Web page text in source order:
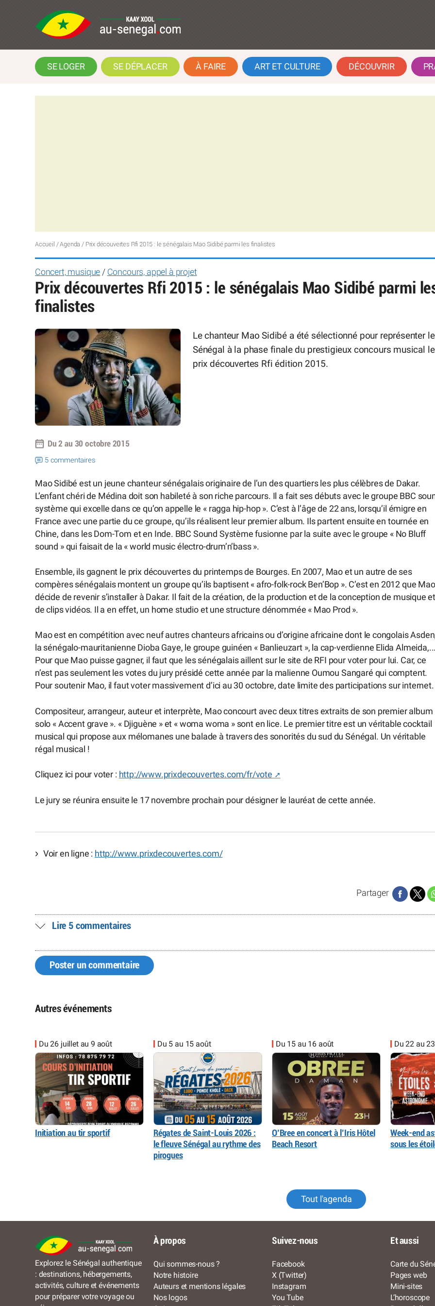
SE LOGER SE DÉPLACER À FAIRE ART ET CULTURE DÉCOUVRIR
Accueil /Agenda / Prix découvertes Rfi 2015 : le sénégalais Mao Sidibé parmi les finalistes
Concert, musique / Concours, appel à projet
Prix découvertes Rfi 2015 : le sénégalais Mao Sidibé parmi
finalistes
Le chanteur Mao Sidibé a été sélectionné pour représenter le
Sénégal à la phase finale du prestigieux concours musical le
prix découvertes Rfi édition 2015.
Du 2 au 30 octobre 2015
5 commentaires
Mao Sidibé est un jeune chanteur sénégalais originaire de l’un des quartiers les plus célèbres de Dakar.
L’enfant chéri de Médina doit son habileté à son riche parcours. Il a fait ses débuts avec le groupe BBC
système qui excelle dans ce qu’on appelle le « ragga hip-hop ». C’est à l’âge de 22 ans, lorsqu’il émigre en
France avec une partie du ce groupe, qu’ils réalisent leur premier album. Ils partent ensuite en tournée en
Chine, dans les Dom-Tom et en Inde. BBC Sound Système fusionne par la suite avec le groupe « No Bluff
sound » qui faisait de la « world music électro-drum’n’bass ».
Ensemble, ils gagnent le prix découvertes du printemps de Bourges. En 2007, Mao et un autre de ses
compères sénégalais montent un groupe qu’ils baptisent « afro-folk-rock Ben’Bop ». C’est en 2012 que Mao
décide de revenir s’installer à Dakar. Il fait de la création, de la production et de la conception de musique et
de clips vidéos. Il a en effet, un home studio et une structure dénommée « Mao Prod ».
Mao est en compétition avec neuf autres chanteurs africains ou d’origine africaine dont le congolais
la sénégalo-mauritanienne Dioba Gaye, le groupe guinéen « Banlieuzart », la cap-verdienne Elida Almeida,...
Pour que Mao puisse gagner, il faut que les sénégalais aillent sur le site de RFI pour voter pour lui. Car, ce
n’est pas seulement les votes du jury présidé cette année par la malienne Oumou Sangaré qui comptent.
Pour soutenir Mao, il faut voter massivement d’ici au 30 octobre, date limite des participations sur internet.
Compositeur, arrangeur, auteur et interprète, Mao concourt avec deux titres extraits de son premier album
solo « Accent grave ». « Djiguène » et « woma woma » sont en lice. Le premier titre est un véritable cocktail
musical qui propose aux mélomanes une balade à travers des sonorités du sud du Sénégal. Un véritable
régal musical !
Cliquez ici pour voter : http://www.prixdecouvertes.com/fr/vote
Le jury se réunira ensuite le 17 novembre prochain pour désigner le lauréat de cette année.
Voir en ligne : http://www.prixdecouvertes.com/
Partager
Lire 5 commentaires
Poster un commentaire
Autres événements
Du 26 juillet au 9 août
Initiation au tir sportif
Du 5 au 15 août
Régates de Saint-Louis 2026 :
le fleuve Sénégal au rythme des
pirogues
Du 15 au 16 août
O’Bree en concert à l’Iris Hôtel
Beach Resort
Du 22 au
Week-end
sous les
Tout l'agenda
Explorez le Sénégal authentique
: destinations, hébergements,
activités, culture et événements
pour préparer votre voyage ou
À propos
Qui sommes-nous ?
Notre histoire
Auteurs et mentions légales
Nos logos
Suivez-nous
Facebook
X (Twitter)
Instagram
You Tube
Et aussi
Carte du
Pages web
Mini-sites
L’horoscope